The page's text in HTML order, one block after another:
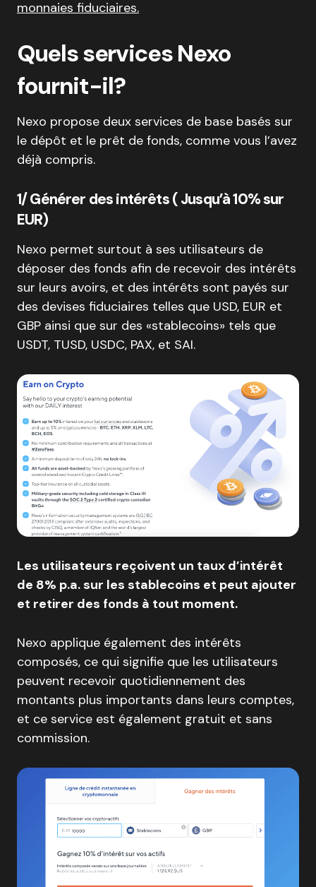
monnaies fiduciaires.
Quels services Nexo
fournit-il?
Nexo propose deux services de base basés sur
le dépôt et le prêt de fonds, comme vous l’avez
déjà compris.
1/ Générer des intérêts ( Jusqu’à 10% sur
EUR)
Nexo permet surtout à ses utilisateurs de
déposer des fonds afin de recevoir des intérêts
sur leurs avoirs, et des intérêts sont payés sur
des devises fiduciaires telles que USD, EUR et
GBP ainsi que sur des «stablecoins» tels que
USDT, TUSD, USDC, PAX, et SAI.
Les utilisateurs reçoivent un taux d’intérêt
de 8% p.a. sur les stablecoins et peut ajouter
et retirer des fonds à tout moment.
Nexo applique également des intérêts
composés, ce qui signifie que les utilisateurs
peuvent recevoir quotidiennement des
montants plus importants dans leurs comptes,
et ce service est également gratuit et sans
commission.